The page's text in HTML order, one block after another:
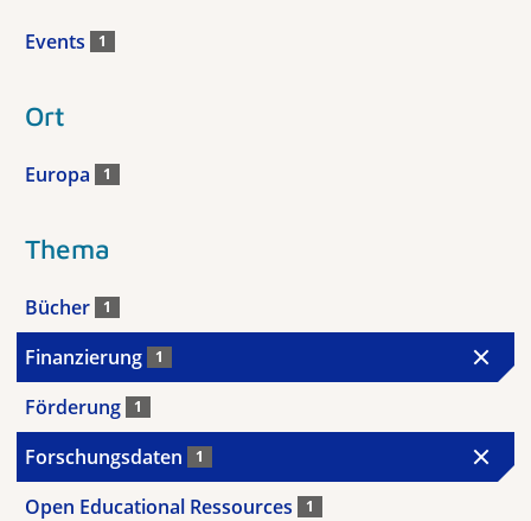
Events 1
Ort
Europa 1
Thema
Bücher 1
Finanzierung 1
Förderung 1
Forschungsdaten 1
Open Educational Ressources 1